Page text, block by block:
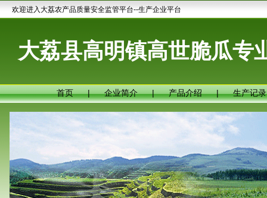
欢迎进入大荔农产品质量安全监管平台--生产企业平台
大荔县高明镇高世脆瓜专
首页 | 企业简介 | 产品介绍 | 生产记录